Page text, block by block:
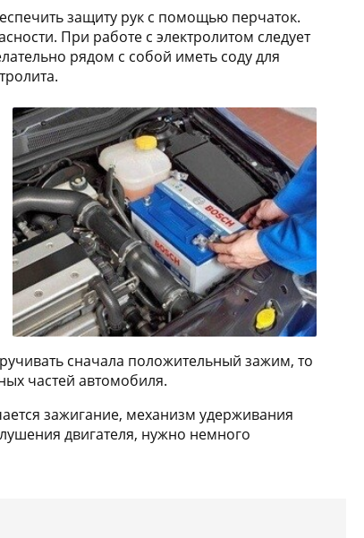
защиту рук с помощью перчаток.
При работе с электролитом следует
рядом с собой иметь соду для
сначала положительный зажим, то
частей автомобиля.
зажигание, механизм удерживания
двигателя, нужно немного